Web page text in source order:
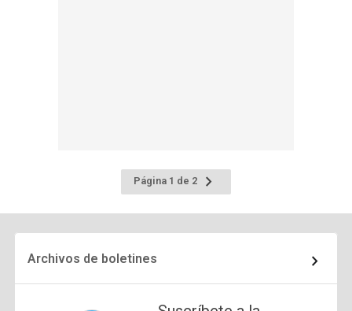
Página 1 de 2
Ir
a
Archivos de boletines